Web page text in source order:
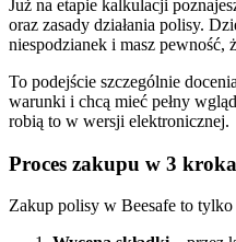
Już na etapie kalkulacji
oraz zasady działania polisy.
niespodzianek i masz pewność,
To podejście szczególnie
warunki i chcą mieć pełny
robią to w wersji elektronicznej.
Proces zakupu w 3
Zakup polisy w Beesafe to